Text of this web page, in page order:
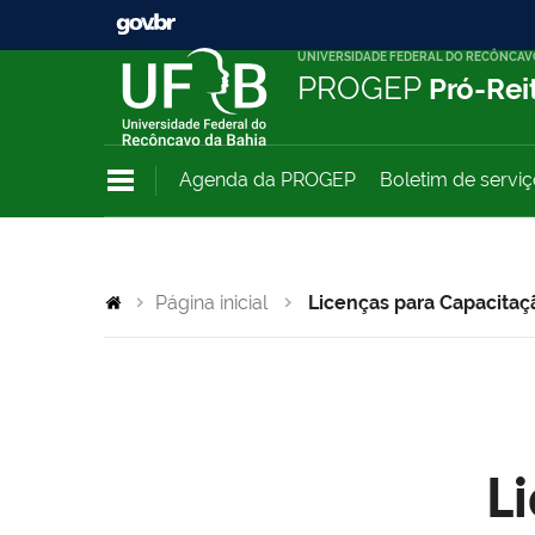
UNIVERSIDADE FEDERAL DO
PROGEP Pró-
Agenda da PROGEP Boletim de
Página inicial Licenças para